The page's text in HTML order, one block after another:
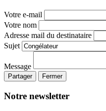
Votre e-mail
Votre nom
Adresse mail du destinataire
Sujet
Message
Partager Fermer
Notre newsletter